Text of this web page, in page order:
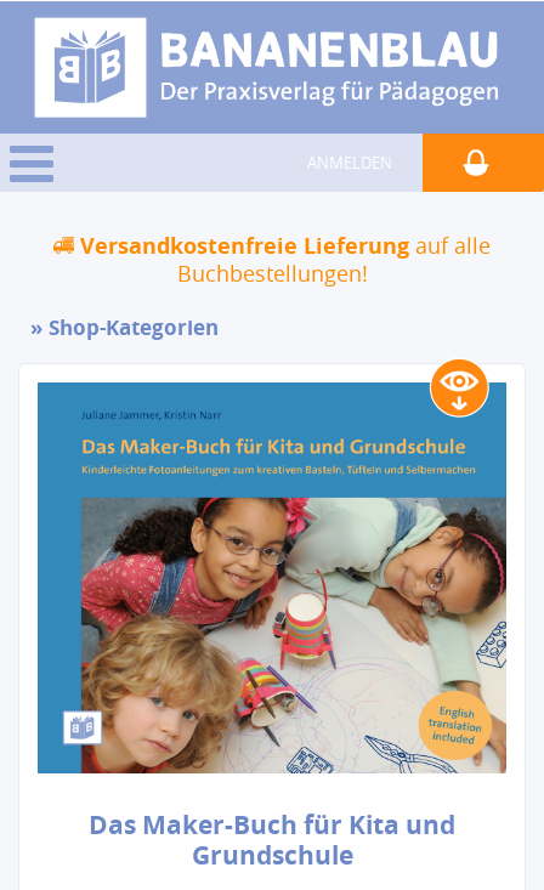
ANMELDEN
Versandkostenfreie Lieferung auf alle
Buchbestellungen!
Shop-Kategorien
Das Maker-Buch für Kita und
Grundschule